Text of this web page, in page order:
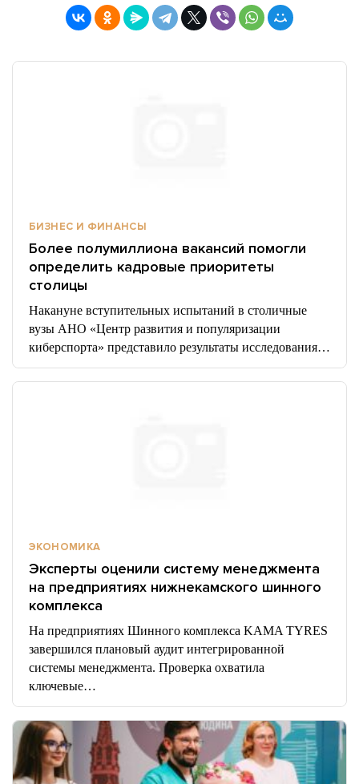
БИЗНЕС И ФИНАНСЫ
Более полумиллиона вакансий помогли
определить кадровые приоритеты
столицы
Накануне вступительных испытаний в столичные
вузы АНО «Центр развития и популяризации
киберспорта» представило результаты исследования…
ЭКОНОМИКА
Эксперты оценили систему менеджмента
на предприятиях нижнекамского шинного
комплекса
На предприятиях Шинного комплекса KAMA TYRES
завершился плановый аудит интегрированной
системы менеджмента. Проверка охватила
ключевые…